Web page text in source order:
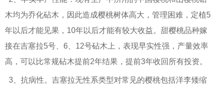
木均为乔化砧木，因此造成樱桃树体高大，管理困难，定植5
年以后才能见果，10年以后才能有较大收益。甜樱桃品种嫁
接在吉塞拉5号、6、12号砧木上，表现早实性强，产量效率
高，可以比常规砧木提前2年结果，提前3年收回所有投资。
3、抗病性。吉塞拉无性系类型对常见的樱桃包括洋李矮缩